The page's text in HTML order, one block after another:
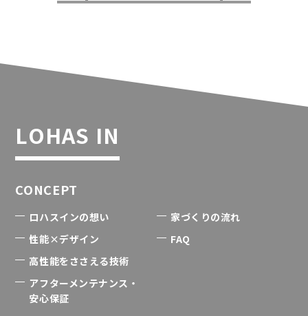
LOHAS IN
CONCEPT
ロハスインの想い
性能×デザイン
高性能をささえる技術
アフターメンテナンス・
安心保証
家づくりの流れ
FAQ